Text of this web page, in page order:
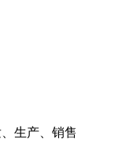
生产、销售